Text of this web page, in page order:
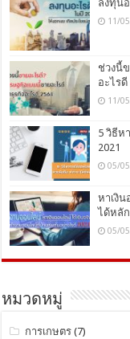
ลงทุน
11/
ช่วงนี้
อะไรดี
11/
5 วิธีห
2021
05/
หาเงิน
ได้หลั
05/
หมวดหมู่
การเกษตร (7)